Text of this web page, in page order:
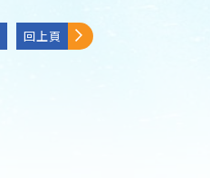
回上頁